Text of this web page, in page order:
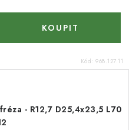
Kód: 968.127.11
- R12,7 D25,4x23,5 L70